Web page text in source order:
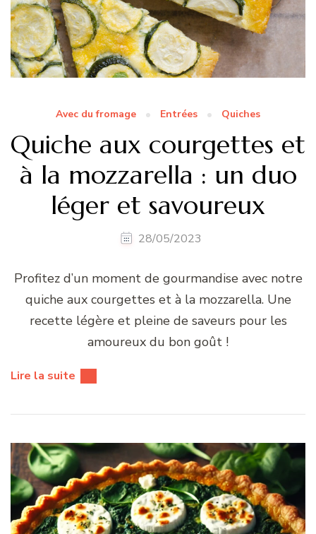
Avec du fromage Entrées Quiches
Quiche aux courgettes et
à la mozzarella : un duo
léger et savoureux
28/05/2023
Profitez d’un moment de gourmandise avec notre
quiche aux courgettes et à la mozzarella. Une
recette légère et pleine de saveurs pour les
amoureux du bon goût !
Lire la suite